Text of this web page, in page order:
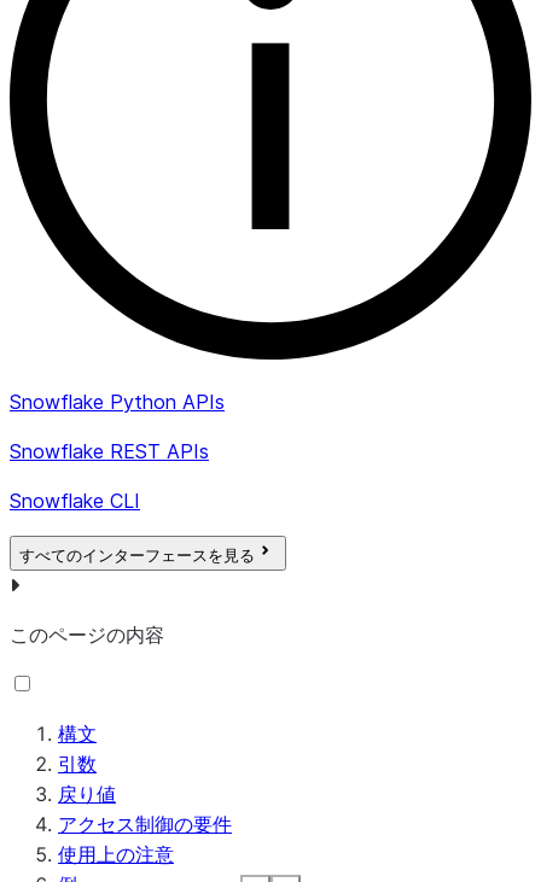
Snowflake Python APIs
Snowflake REST APIs
Snowflake CLI
すべてのインターフェースを見る
このページの内容
構文
引数
戻り値
アクセス制御の要件
使用上の注意